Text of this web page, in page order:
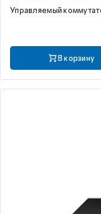
Управляемый
В корзину